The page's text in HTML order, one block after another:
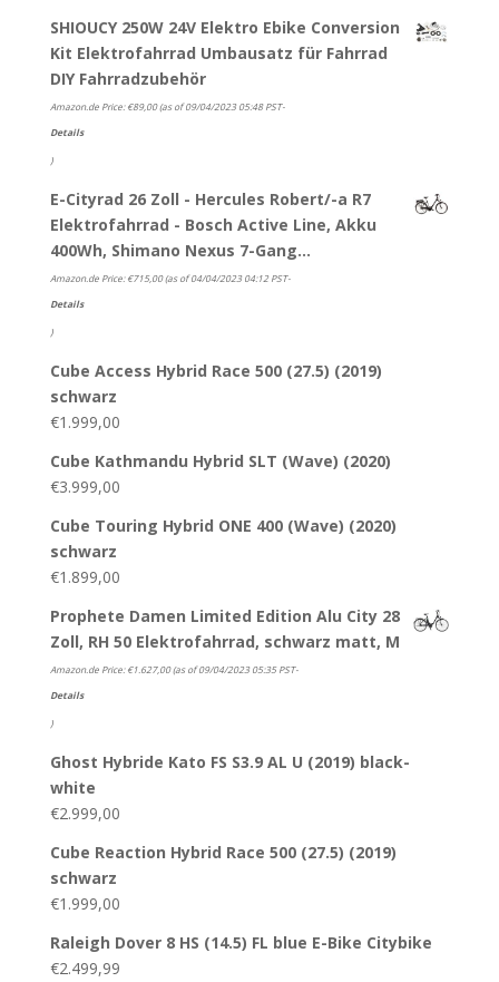
SHIOUCY 250W 24V Elektro Ebike Conversion
Kit Elektrofahrrad Umbausatz für Fahrrad
DIY Fahrradzubehör
Amazon.de Price:€89,00(as of 09/04/2023 05:48 PST-
Details
)
E-Cityrad 26 Zoll - Hercules Robert/-a R7
Elektrofahrrad - Bosch Active Line, Akku
400Wh, Shimano Nexus 7-Gang…
Amazon.de Price:€715,00(as of 04/04/2023 04:12 PST-
Details
)
Cube Access Hybrid Race 500 (27.5) (2019)
schwarz
€1.999,00
Cube Kathmandu Hybrid SLT (Wave) (2020)
€3.999,00
Cube Touring Hybrid ONE 400 (Wave) (2020)
schwarz
€1.899,00
Prophete Damen Limited Edition Alu City 28
Zoll, RH 50 Elektrofahrrad, schwarz matt, M
Amazon.de Price:€1.627,00(as of 09/04/2023 05:35 PST-
Details
)
Ghost Hybride Kato FS S3.9 AL U (2019) black-
white
€2.999,00
Cube Reaction Hybrid Race 500 (27.5) (2019)
schwarz
€1.999,00
Raleigh Dover 8 HS (14.5) FL blue E-Bike Citybike
€2.499,99